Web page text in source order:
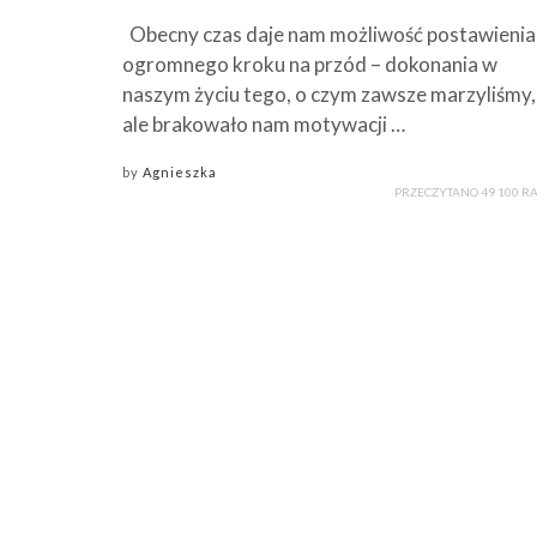
Obecny czas daje nam możliwość postawienia
ogromnego kroku na przód – dokonania w
naszym życiu tego, o czym zawsze marzyliśmy,
ale brakowało nam motywacji …
by Agnieszka
PRZECZYTANO 49 100